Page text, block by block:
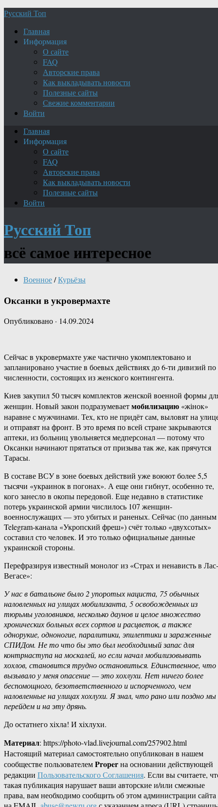
Русский Топ
Главная
Информация
О сайте
FAQ
Авторские права
Как выкладывать новости
Полезные сайты
Свежие комментарии
Войти
Главная
Информация
О сайте
FAQ
Авторские права
Как выкладывать новости
Полезные сайты
Войти
Русский Топ
всё самое интересное
Военное/Курьёзы
Оксанки в укровермахте
Опубликовано · 14.09.2024
Сейчас в укровермахте уже частично укомплектовано и
запланировано участие в боевых действиях до 6-ти дивизий по
численности, состоящих из женского контингента.
Киев закупил 50 тысяч комплектов женской военной формы
женщин. Новый закон подразумеваетмобилизацию «жінок»
наравне с мужчинами. Тех, кто не придёт сам, выловят на
и отправят на фронт. В это время по всей стране закрываются
аптеки, из больниц увольняется медперсонал — потому что
Оксанки начинают прятаться от призыва так же, как прячутся
Тарасы.
В составе ВСУ в зоне боевых действий уже воюют более 5,5
тысячи «украинок в погонах». А еще они гибнут, особенно те,
кого занесло в окопы передовой. Еще недавно в статистике
потерь украинской армии числилось 107 женщин-
военнослужащих — это убитых и раненых. Сейчас (по данным
Telegram-канала «Укропский фреш») счёт только «двухсотых»
составил сто человек. И это только официальные данные
украинской стороны.
Перефразируя известный монолог из «Страх и ненависть в Лас-
Вегасе»:
У нас в батальоне было 2 упоротых нациста, 75 обычных
наловленных на улицах мобилизанта, 5 освобожденных из
тюрьмы уголовников, несколько даунов и целое множество
хронических больных всех сортов и расцветок, а также
однорукие, одноногие, паралитики, эпилептики и зараженные
СПИДом. Не то что бы это был необходимый запас для
контрнаступа на москалей, но если начал мобилизовывать
хохлов, становится трудно остановиться. Единственное, что
вызывало у меня опасение — это хохлухи. Нет ничего более
беспомощного, безответственного и испорченного, чем
наловленные на улицах хохлухи. Я знал, что рано или поздно мы
перейдем и на эту дрянь.
До остатнего хiхла! И хiхлухи.
Материал: https://photo-vlad.livejournal.com/257902.html
Настоящий материал самостоятельно опубликован в нашем
сообществе пользователемProperна основании действующей
редакции Пользовательского Соглашения. Если вы считаете,
такая публикация нарушает ваши авторские и/или смежные
права, вам необходимо сообщить об этом администрации сайта